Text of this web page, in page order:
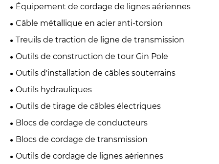
Équipement de cordage de lignes aériennes
Câble métallique en acier anti-torsion
Treuils de traction de ligne de transmission
Outils de construction de tour Gin Pole
Outils d'installation de câbles souterrains
Outils hydrauliques
Outils de tirage de câbles électriques
Blocs de cordage de conducteurs
Blocs de cordage de transmission
Outils de cordage de lignes aériennes